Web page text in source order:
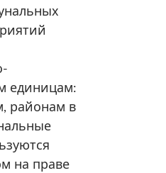
единицам:
районам в
на праве